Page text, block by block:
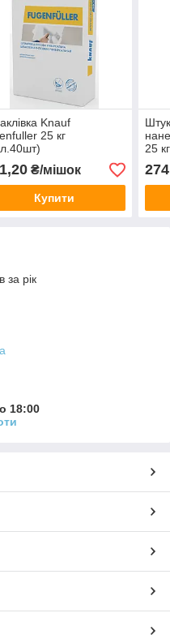
Knauf
25 кг
₴/мішок
Купити
25
274
за рік
18:00